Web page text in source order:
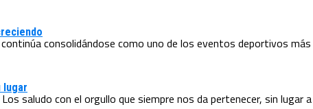
consolidándose como uno de los eventos deportivos
lugar
saludo con el orgullo que siempre nos da pertenecer, sin lugar a